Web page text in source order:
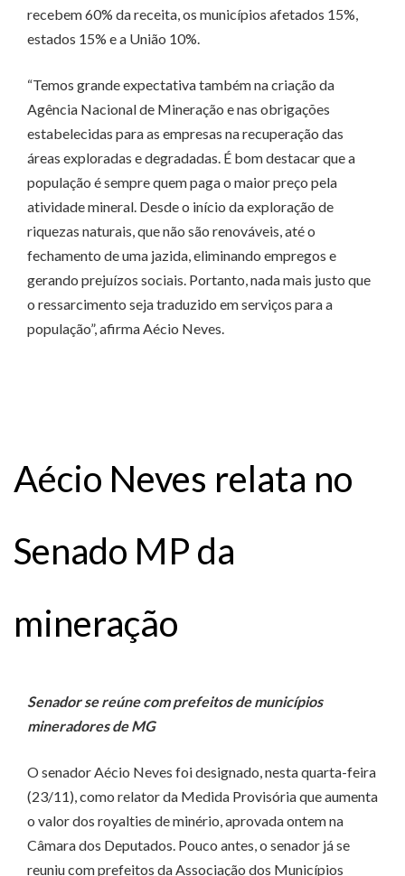
recebem 60% da receita, os municípios afetados 15%,
estados 15% e a União 10%.
“Temos grande expectativa também na criação da
Agência Nacional de Mineração e nas obrigações
estabelecidas para as empresas na recuperação das
áreas exploradas e degradadas. É bom destacar que a
população é sempre quem paga o maior preço pela
atividade mineral. Desde o início da exploração de
riquezas naturais, que não são renováveis, até o
fechamento de uma jazida, eliminando empregos e
gerando prejuízos sociais. Portanto, nada mais justo que
o ressarcimento seja traduzido em serviços para a
população”, afirma Aécio Neves.
Aécio Neves relata no
Senado MP da
mineração
Senador se reúne com prefeitos de municípios
mineradores de MG
O senador Aécio Neves foi designado, nesta quarta-feira
(23/11), como relator da Medida Provisória que aumenta
o valor dos royalties de minério, aprovada ontem na
Câmara dos Deputados. Pouco antes, o senador já se
reuniu com prefeitos da Associação dos Municípios